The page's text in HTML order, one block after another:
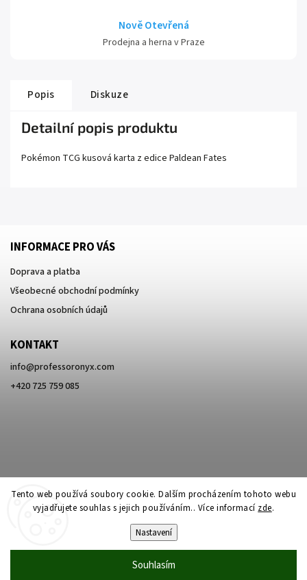
Tento web používá soubory cookie. Dalším procházením tohoto webu
vyjadřujete souhlas s jejich používáním.. Více informací zde.
Nastavení
Souhlasím
Nově Otevřená
Prodejna a herna v Praze
Popis Diskuze
Detailní popis produktu
Pokémon TCG kusová karta z edice Paldean Fates
INFORMACE PRO VÁS
Doprava a platba
Všeobecné obchodní podmínky
Ochrana osobních údajů
KONTAKT
info@professoronyx.com
+420 725 759 085
Professor Onyx. Všechna práva vyhrazena.